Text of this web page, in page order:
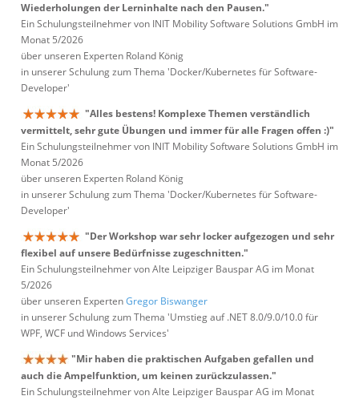
Wiederholungen der Lerninhalte nach den Pausen."
Ein Schulungsteilnehmer von INIT Mobility Software Solutions GmbH im
Monat 5/2026
über unseren Experten Roland König
in unserer Schulung zum Thema 'Docker/Kubernetes für Software-
Developer'
"Alles bestens! Komplexe Themen verständlich
vermittelt, sehr gute Übungen und immer für alle Fragen offen :)"
Ein Schulungsteilnehmer von INIT Mobility Software Solutions GmbH im
Monat 5/2026
über unseren Experten Roland König
in unserer Schulung zum Thema 'Docker/Kubernetes für Software-
Developer'
"Der Workshop war sehr locker aufgezogen und sehr
flexibel auf unsere Bedürfnisse zugeschnitten."
Ein Schulungsteilnehmer von Alte Leipziger Bauspar AG im Monat
5/2026
über unseren ExpertenGregor Biswanger
in unserer Schulung zum Thema 'Umstieg auf .NET 8.0/9.0/10.0 für
WPF, WCF und Windows Services'
"Mir haben die praktischen Aufgaben gefallen und
auch die Ampelfunktion, um keinen zurückzulassen."
Ein Schulungsteilnehmer von Alte Leipziger Bauspar AG im Monat